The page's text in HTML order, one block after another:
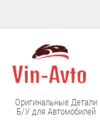
Оригинальные Детали
Б/У для Автомобилей